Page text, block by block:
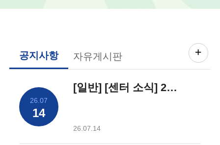
공지사항 자유게시판
26.07
14
[일반] [센터 소식] 2026년 3D 보조기기 KIT 지원사례
26.07.14